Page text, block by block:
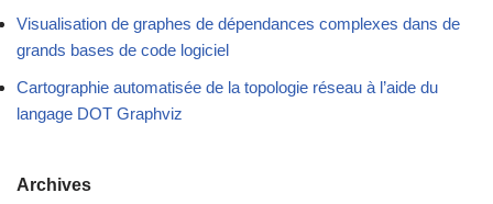
Visualisation de graphes de dépendances complexes dans de
grands bases de code logiciel
Cartographie automatisée de la topologie réseau à l’aide du
langage DOT Graphviz
Archives